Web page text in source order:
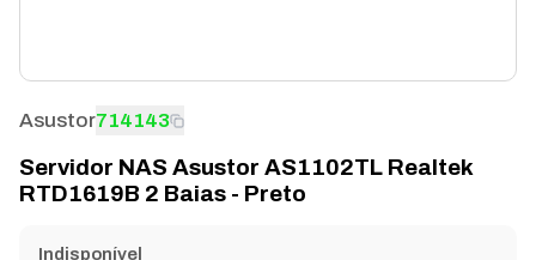
Asustor714143
Servidor NAS Asustor AS1102TL Realtek
RTD1619B 2 Baias - Preto
Indisponível